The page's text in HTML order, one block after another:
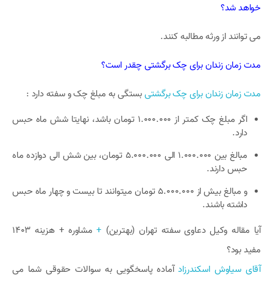
خواهد شد؟
می توانند از ورثه مطالبه کنند.
مدت زمان زندان برای چک برگشتی چقدر است؟
مدت زمان زندان برای چک برگشتیبستگی به مبلغ چک و سفته دارد :
اگر مبلغ چک کمتر از 1.000.000 تومان باشد، نهایتا شش ماه حبس
دارد.
مبالغ بین 1.000.000 الی 5.000.000 تومان، بین شش الی دوازده ماه
حبس دارند.
و مبالغ بیش از 5.000.000 تومان میتوانند تا بیست و چهار ماه حبس
داشته باشند.
آیا مقاله وکیل دعاوی سفته تهران (بهترین) +
مشاوره + هزینه 1403
مفید بود؟
آقای سیاوش اسکندرزادآماده پاسخگویی به سوالات حقوقی شما می